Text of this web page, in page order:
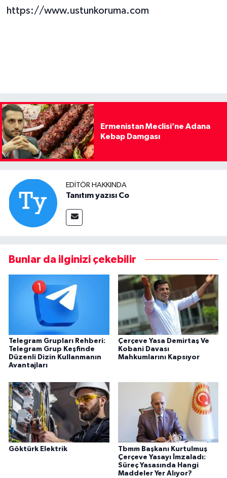
https://www.ustunkoruma.com
Ermenistan Meclisi’ne Adana
Kebap Damgası
EDITÖR HAKKINDA
Tanıtım yazısı Co
Bunlar da ilginizi çekebilir
Telegram Grupları Rehberi:
Telegram Grup Keşfinde
Düzenli Dizin Kullanmanın
Avantajları
Çerçeve Yasa Demirtaş Ve
Kobani Davası
Mahkumlarını Kapsıyor
Göktürk Elektrik
Tbmm Başkanı Kurtulmuş
Çerçeve Yasayı İmzaladı:
Süreç Yasasında Hangi
Maddeler Yer Alıyor?